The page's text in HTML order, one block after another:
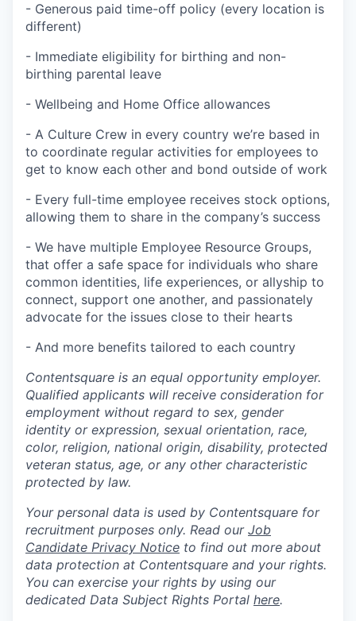
- Generous paid time-off policy (every location is
different)
- Immediate eligibility for birthing and non-
birthing parental leave
- Wellbeing and Home Office allowances
- A Culture Crew in every country we’re based in
to coordinate regular activities for employees to
get to know each other and bond outside of work
- Every full-time employee receives stock options,
allowing them to share in the company’s success
- We have multiple Employee Resource Groups,
that offer a safe space for individuals who share
common identities, life experiences, or allyship to
connect, support one another, and passionately
advocate for the issues close to their hearts
- And more benefits tailored to each country
Contentsquare is an equal opportunity employer.
Qualified applicants will receive consideration for
employment without regard to sex, gender
identity or expression, sexual orientation, race,
color, religion, national origin, disability, protected
veteran status, age, or any other characteristic
protected by law.
Your personal data is used by Contentsquare for
recruitment purposes only. Read our Job
Candidate Privacy Notice to find out more about
data protection at Contentsquare and your rights.
You can exercise your rights by using our
dedicated Data Subject Rights Portal here.